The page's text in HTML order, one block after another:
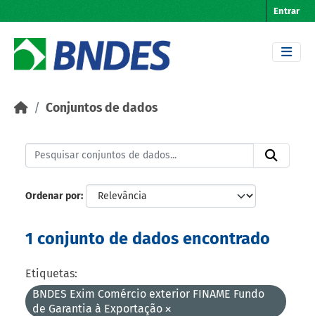
Entrar
Conjuntos de dados
Ordenar por
1 conjunto de dados encontrado
Etiquetas:
BNDES Exim Comércio exterior FINAME Fundo
de Garantia à Exportação